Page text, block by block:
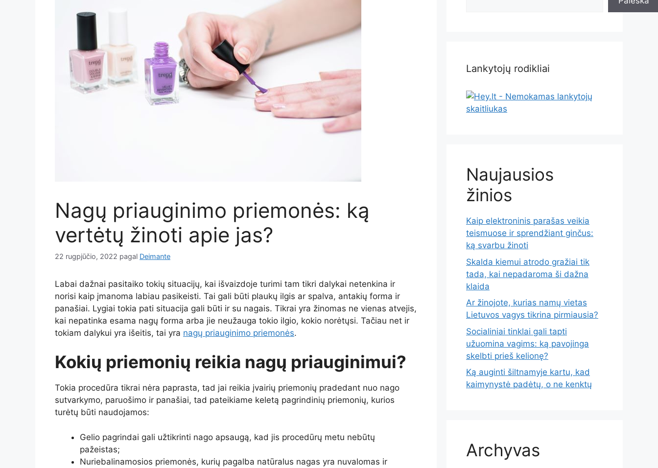
Nagų priauginimo priemonės: ką
vertėtų žinoti apie jas?
22 rugpjūčio, 2022 pagal Deimante
Labai dažnai pasitaiko tokių situacijų, kai išvaizdoje turimi tam tikri dalykai netenkina ir
norisi kaip įmanoma labiau pasikeisti. Tai gali būti plaukų ilgis ar spalva, antakių forma ir
panašiai. Lygiai tokia pati situacija gali būti ir su nagais. Tikrai yra žinomas ne vienas atvejis,
kai nepatinka esama nagų forma arba jie neužauga tokio ilgio, kokio norėtųsi. Tačiau net ir
tokiam dalykui yra išeitis, tai yra nagų priauginimo priemonės.
Kokių priemonių reikia nagų priauginimui?
Tokia procedūra tikrai nėra paprasta, tad jai reikia įvairių priemonių pradedant nuo nago
sutvarkymo, paruošimo ir panašiai, tad pateikiame keletą pagrindinių priemonių, kurios
turėtų būti naudojamos:
Gelio pagrindai gali užtikrinti nago apsaugą, kad jis procedūrų metu nebūtų
pažeistas;
Nuriebalinamosios priemonės, kurių pagalba natūralus nagas yra nuvalomas ir
Lankytojų rodikliai
Naujausios
žinios
Kaip elektroninis parašas veikia
teismuose ir sprendžiant ginčus:
ką svarbu žinoti
Skalda kiemui atrodo gražiai tik
tada, kai nepadaroma ši dažna
klaida
Ar žinojote, kurias namų vietas
Lietuvos vagys tikrina pirmiausia?
Socialiniai tinklai gali tapti
užuomina vagims: ką pavojinga
skelbti prieš kelionę?
Ką auginti šiltnamyje kartu, kad
kaimynystė padėtų, o ne kenktų
Archyvas